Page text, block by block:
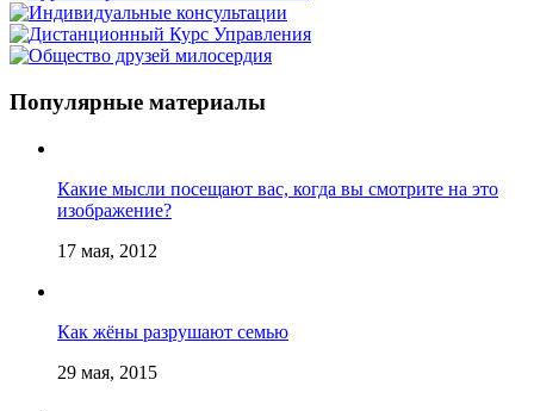
Популярные материалы
Какие мысли посещают вас, когда вы смотрите на это
изображение?
17 мая, 2012
Как жёны разрушают семью
29 мая, 2015